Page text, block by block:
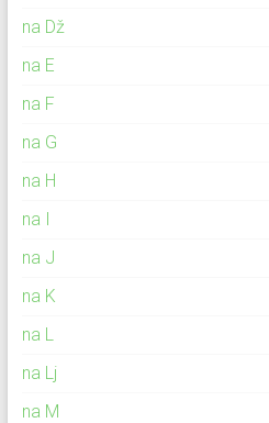
na Dž
na E
na F
na G
na H
na I
na J
na K
na L
na Lj
na M